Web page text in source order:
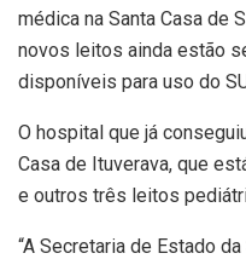
médica na Santa Casa de
novos leitos ainda estão
disponíveis para uso do
O hospital que já
Casa de Ituverava, que
e outros três leitos
“A Secretaria de Estado